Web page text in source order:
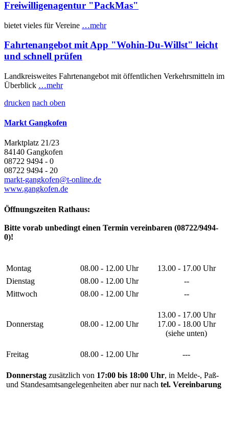
Freiwilligenagentur "PackMas"
bietet vieles für Vereine …mehr
Fahrtenangebot mit App "Wohin-Du-Willst" leicht
und schnell prüfen
Landkreisweites Fahrtenangebot mit öffentlichen Verkehrsmitteln im
Überblick …mehr
drucken nach oben
Markt Gangkofen
Marktplatz 21/23
84140 Gangkofen
08722 9494 - 0
08722 9494 - 20
markt-gangkofen@t-online.de
www.gangkofen.de
Öffnungszeiten Rathaus:
Bitte vorab unbedingt einen Termin vereinbaren (08722/9494-
0)!
Montag 08.00 - 12.00 Uhr
13.00 - 17.00 Uhr
Dienstag
08.00 - 12.00 Uhr
--
Mittwoch
08.00 - 12.00 Uhr --
Donnerstag 08.00 - 12.00 Uhr
13.00 - 17.00 Uhr
17.00 - 18.00 Uhr
(siehe unten)
Freitag 08.00 - 12.00 Uhr ---
Donnerstag zusätzlich von 17:00 bis 18:00 Uhr, in Melde-, Paß-
und Standesamtsangelegenheiten aber nur nach tel. Vereinbarung